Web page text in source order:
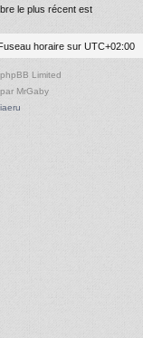
le plus récent est
horaire sur UTC+02:00
Limited
MrGaby